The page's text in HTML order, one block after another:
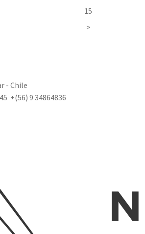
15
>
- Chile
+(56) 9 34864836